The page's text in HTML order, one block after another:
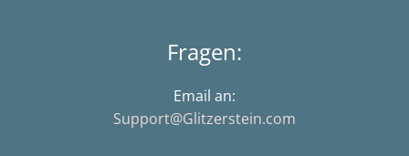
Fragen:
Email an:
Support@Glitzerstein.com